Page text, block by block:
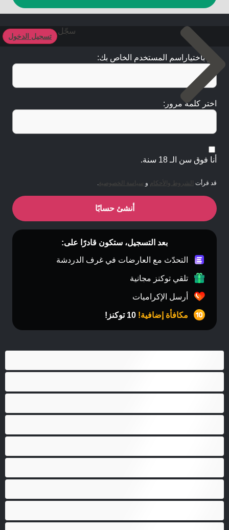
سجّل
تسجيل الدخول
قم باختياراسم المستخدم الخاص بك:
اختر كلمة مرور:
أنا فوق سن الـ 18 سنة.
قد قرأت الشروط والأحكام و سياسة الخصوصية.
أنشئ حسابًا
بعد التسجيل، ستكون قادرًا على:
التحدّث مع العارضات في غرف الدردشة
تلقي توكنز مجانية
أرسل الإكراميات
مكافأة إضافية!